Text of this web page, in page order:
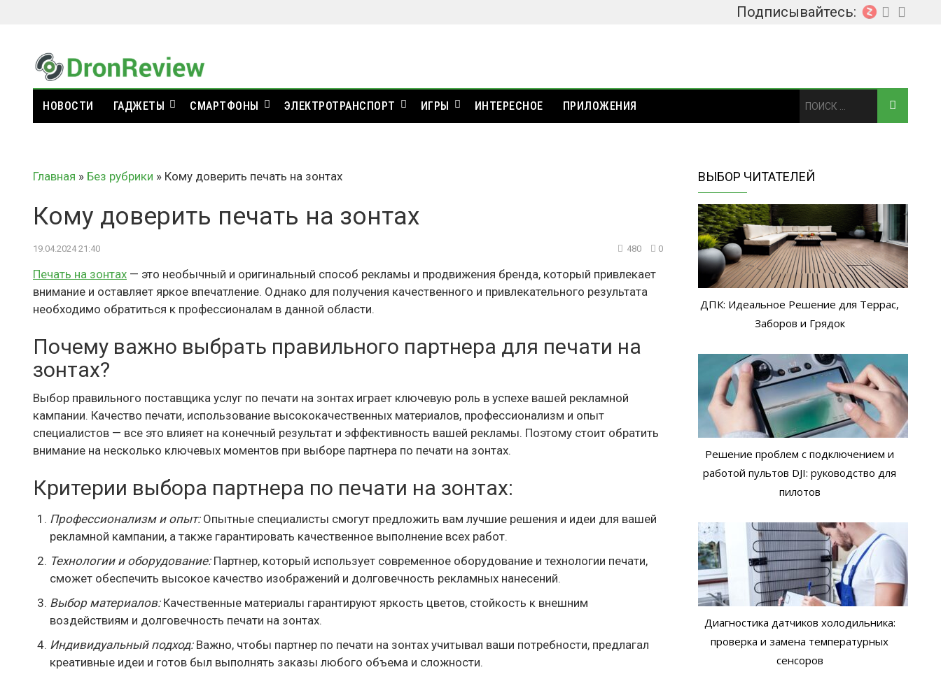
Подписывайтесь:
НОВОСТИ ГАДЖЕТЫ СМАРТФОНЫ ЭЛЕКТРОТРАНСПОРТ ИГРЫ ИНТЕРЕСНОЕ ПРИЛОЖЕНИЯ
Главная » Без рубрики » Кому доверить печать на зонтах
Кому доверить печать на зонтах
19.04.2024 21:40 480 0
Печать на зонтах — это необычный и оригинальный способ рекламы и продвижения бренда, который привлекает
внимание и оставляет яркое впечатление. Однако для получения качественного и привлекательного результата
необходимо обратиться к профессионалам в данной области.
Почему важно выбрать правильного партнера для печати на
зонтах?
Выбор правильного поставщика услуг по печати на зонтах играет ключевую роль в успехе вашей рекламной
кампании. Качество печати, использование высококачественных материалов, профессионализм и опыт
специалистов — все это влияет на конечный результат и эффективность вашей рекламы. Поэтому стоит обратить
внимание на несколько ключевых моментов при выборе партнера по печати на зонтах.
Критерии выбора партнера по печати на зонтах:
Профессионализм и опыт:Опытные специалисты смогут предложить вам лучшие решения и идеи для вашей
рекламной кампании, а также гарантировать качественное выполнение всех работ.
Технологии и оборудование:Партнер, который использует современное оборудование и технологии печати,
сможет обеспечить высокое качество изображений и долговечность рекламных нанесений.
Выбор материалов:Качественные материалы гарантируют яркость цветов, стойкость к внешним
воздействиям и долговечность печати на зонтах.
Индивидуальный подход:Важно, чтобы партнер по печати на зонтах учитывал ваши потребности, предлагал
креативные идеи и готов был выполнять заказы любого объема и сложности.
ВЫБОР ЧИТАТЕЛЕЙ
ДПК: Идеальное Решение для Террас,
Заборов и Грядок
Решение проблем с подключением и
работой пультов DJI: руководство для
пилотов
Диагностика датчиков холодильника:
проверка и замена температурных
сенсоров